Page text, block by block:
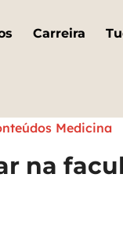
Carreira
Medicina
na